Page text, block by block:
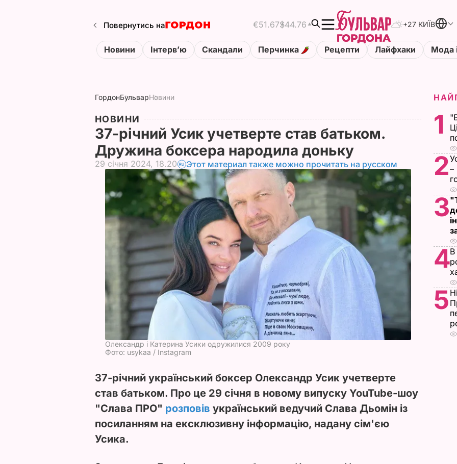
Повернутись на €51.67$44.76 +27 КИЇВ
Новини Інтервʼю Скандали Перчинка Рецепти Лайфхаки Мода
ГордонБульварНовини
НОВИНИ
37-річний Усик учетверте став батьком.
Дружина боксера народила доньку
29 січня 2024, 18.20 Этот материал также можно прочитать на русском
Олександр і Катерина Усики одружилися 2009 року
Фото: usykaa / Instagram
37-річний український боксер Олександр Усик учетверте
став батьком. Про це 29 січня в новому випуску YouTube-шоу
"Слава ПРО" розповів український ведучий Слава Дьомін із
посиланням на ексклюзивну інформацію, надану сім'єю
Усика.
1
2–
3
4В
5